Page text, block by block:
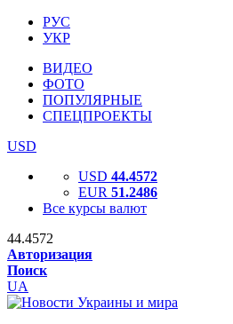
РУС
УКР
ВИДЕО
ФОТО
ПОПУЛЯРНЫЕ
СПЕЦПРОЕКТЫ
USD
USD 44.4572
EUR 51.2486
Все курсы валют
44.4572
Авторизация
Поиск
UA